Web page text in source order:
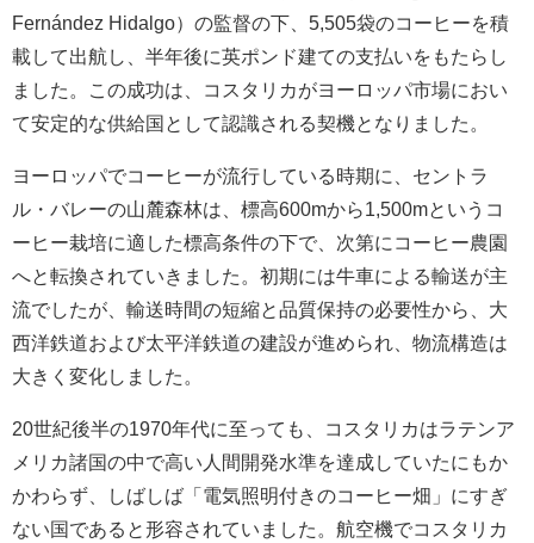
Fernández Hidalgo）の監督の下、5,505袋のコーヒーを積
載して出航し、半年後に英ポンド建ての支払いをもたらし
ました。この成功は、コスタリカがヨーロッパ市場におい
て安定的な供給国として認識される契機となりました。
ヨーロッパでコーヒーが流行している時期に、セントラ
ル・バレーの山麓森林は、標高600mから1,500mというコ
ーヒー栽培に適した標高条件の下で、次第にコーヒー農園
へと転換されていきました。初期には牛車による輸送が主
流でしたが、輸送時間の短縮と品質保持の必要性から、大
西洋鉄道および太平洋鉄道の建設が進められ、物流構造は
大きく変化しました。
20世紀後半の1970年代に至っても、コスタリカはラテンア
メリカ諸国の中で高い人間開発水準を達成していたにもか
かわらず、しばしば「電気照明付きのコーヒー畑」にすぎ
ない国であると形容されていました。航空機でコスタリカ